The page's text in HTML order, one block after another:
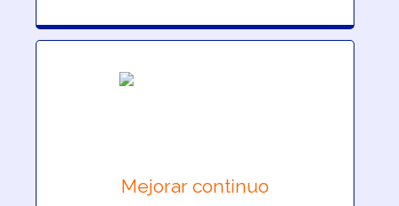
Mejorar continuo